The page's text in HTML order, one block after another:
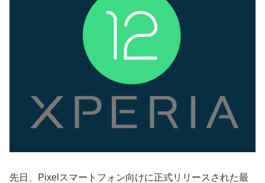
先日、Pixelスマートフォン向けに正式リリースされた最